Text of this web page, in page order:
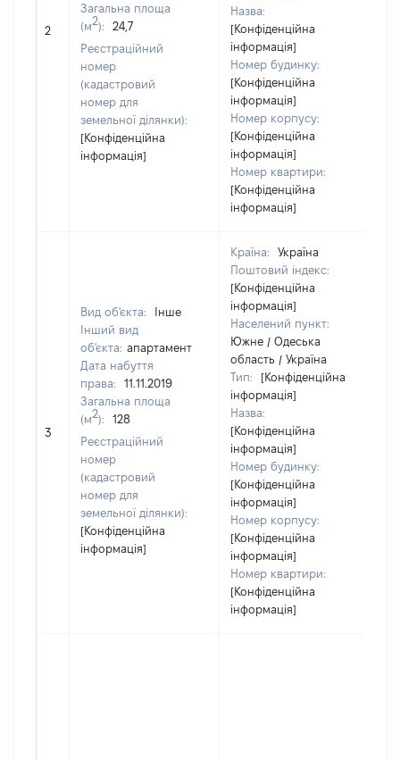
2
Загальна площа
(м2):
24,7
Реєстраційний
номер
(кадастровий
номер для
земельної ділянки):
[Конфіденційна
інформація]
Назва:
[Конфіденційна
інформація]
Номер будинку:
[Конфіденційна
інформація]
Номер корпусу:
[Конфіденційна
інформація]
Номер квартири:
[Конфіденційна
інформація]
3
Вид об'єкта:
Інше
Інший вид
об'єкта: апартамент
Дата набуття
права:
11.11.2019
Загальна площа
(м2):
128
Реєстраційний
номер
(кадастровий
номер для
земельної ділянки):
[Конфіденційна
інформація]
Країна:
Україна
Поштовий індекс:
[Конфіденційна
інформація]
Населений пункт:
Южне / Одеська
область / Україна
Тип:
[Конфіденційна
інформація]
Назва:
[Конфіденційна
інформація]
Номер будинку:
[Конфіденційна
інформація]
Номер корпусу:
[Конфіденційна
інформація]
Номер квартири:
[Конфіденційна
інформація]